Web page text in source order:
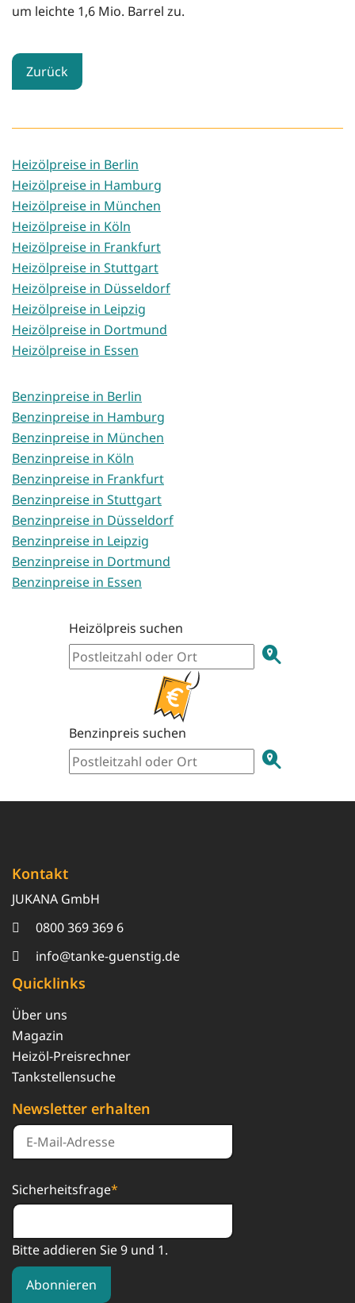
um leichte 1,6 Mio. Barrel zu.
Zurück
Heizölpreise in Berlin
Heizölpreise in Hamburg
Heizölpreise in München
Heizölpreise in Köln
Heizölpreise in Frankfurt
Heizölpreise in Stuttgart
Heizölpreise in Düsseldorf
Heizölpreise in Leipzig
Heizölpreise in Dortmund
Heizölpreise in Essen
Benzinpreise in Berlin
Benzinpreise in Hamburg
Benzinpreise in München
Benzinpreise in Köln
Benzinpreise in Frankfurt
Benzinpreise in Stuttgart
Benzinpreise in Düsseldorf
Benzinpreise in Leipzig
Benzinpreise in Dortmund
Benzinpreise in Essen
Heizölpreis suchen
Benzinpreis suchen
Kontakt
JUKANA GmbH
0800 369 369 6
info@tanke-guenstig.de
Quicklinks
Über uns
Magazin
Heizöl-Preisrechner
Tankstellensuche
Newsletter erhalten
Sicherheitsfrage*
Bitte addieren Sie 9 und 1.
Abonnieren